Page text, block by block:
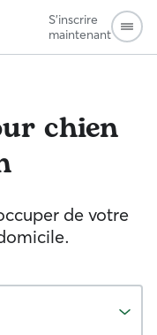
S'inscrire
maintenant
chien
de votre